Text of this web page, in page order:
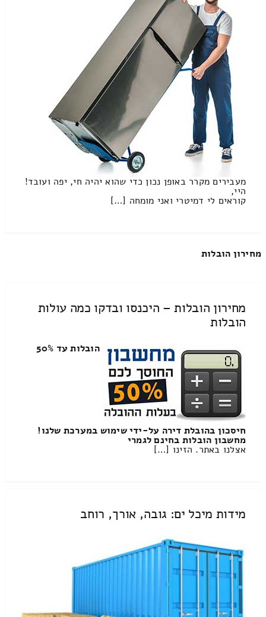
מעבירים מקרר באופן נכון כדי שהוא יהיה חי, יפה ועובד!
היי,
קוראים לי דמיטרי ואני מומחה […]
מחירון הובלות
מחירון הובלות – היכנסו ובדקו כמה עולות
הובלות
הובלות עד 50%
חיסכון בהובלת דירה על-ידי שימוש במערכת שלנו!
מחשבון הובלות בחינם לגמרי
אצלנו באתר. הזינו […]
מידות מיכל ים: גובה, אורך, רוחב